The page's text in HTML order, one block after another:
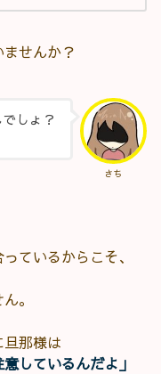
せんか？
さち
しょ？
ているからこそ、
。
那様は
しているんだよ」